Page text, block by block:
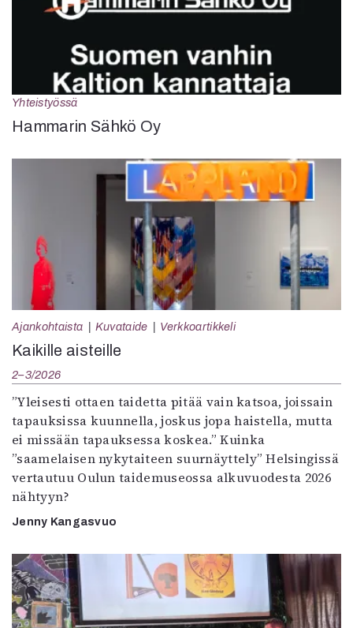
Yhteistyössä
Hammarin Sähkö Oy
Ajankohtaista Kuvataide Verkkoartikkeli
Kaikille aisteille
2–3/2026
”Yleisesti ottaen taidetta pitää vain katsoa, joissain
tapauksissa kuunnella, joskus jopa haistella, mutta
ei missään tapauksessa koskea.” Kuinka
”saamelaisen nykytaiteen suurnäyttely” Helsingissä
vertautuu Oulun taidemuseossa alkuvuodesta 2026
nähtyyn?
Jenny Kangasvuo